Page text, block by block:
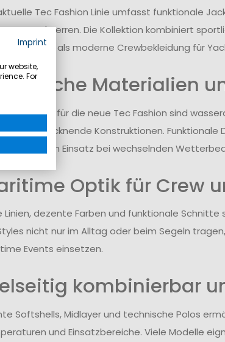
Tec Fashion Linie umfasst funktionale
und Herren. Die Kollektion kombiniert
auch als moderne Crewbekleidung für
Materialien
für die neue Tec Fashion sind
schnelltrocknende Konstruktionen.
den Einsatz bei wechselnden
Optik für Crew
Linien, dezente Farben und funktionale
nicht nur im Alltag oder beim Segeln
Events einsetzen.
kombinierbar
Softshells, Midlayer und technische Polos
und Einsatzbereiche. Viele Modelle
Imprint
website,
For